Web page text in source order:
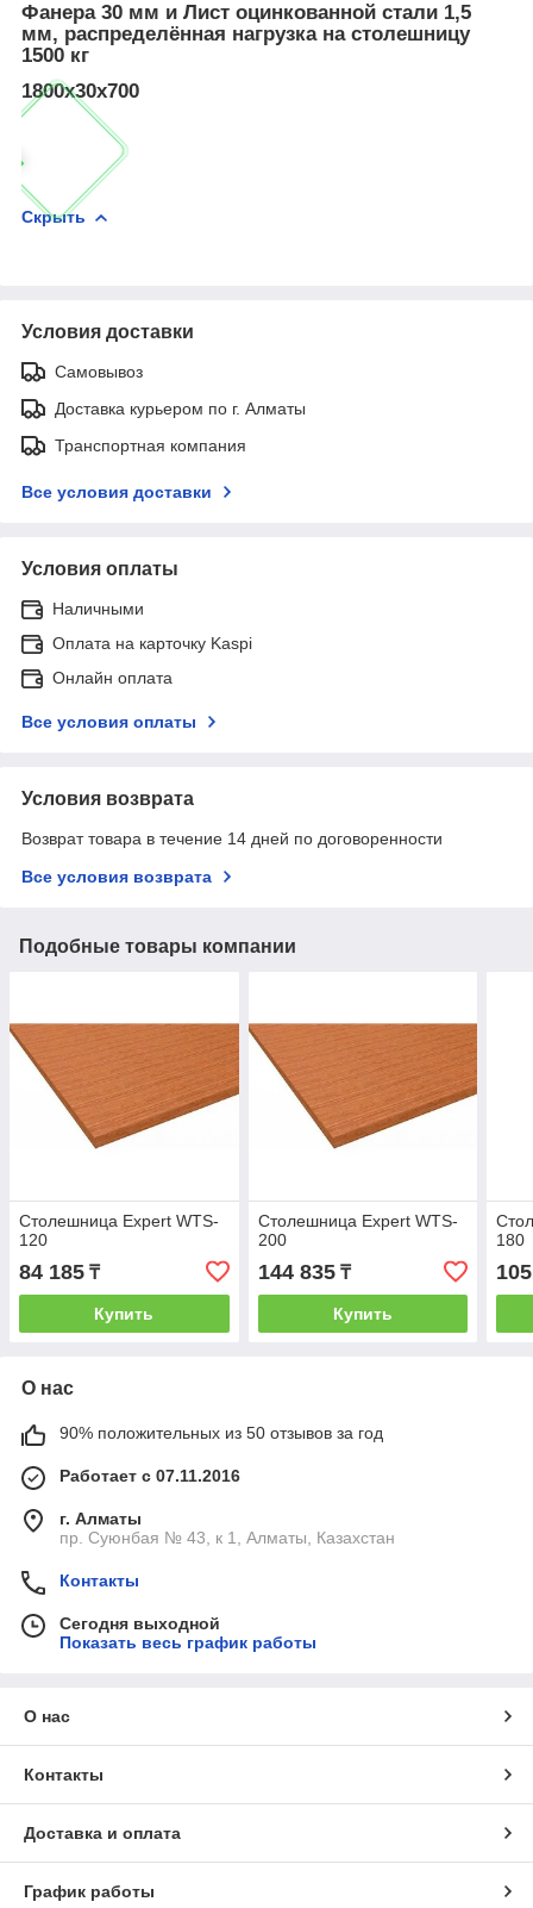
Фанера 30 мм и Лист оцинкованной стали 1,5
мм, распределённая нагрузка на столешницу
1500 кг
1800х30х700
Скрыть
Условия доставки
Самовывоз
Доставка курьером по г. Алматы
Транспортная компания
Все условия доставки
Условия оплаты
Наличными
Оплата на карточку Kaspi
Онлайн оплата
Все условия оплаты
Условия возврата
Возврат товара в течение 14 дней по договоренности
Все условия возврата
Подобные товары компании
Столешница Expert WTS-
120
84 185 ₸
Купить
Столешница Expert WTS-
200
144 835₸
Купить
180
О нас
90% положительных из 50 отзывов за год
Работает с 07.11.2016
г. Алматы
пр. Суюнбая № 43, к 1, Алматы, Казахстан
Контакты
Сегодня выходной
Показать весь график работы
О нас
Контакты
Доставка и оплата
График работы